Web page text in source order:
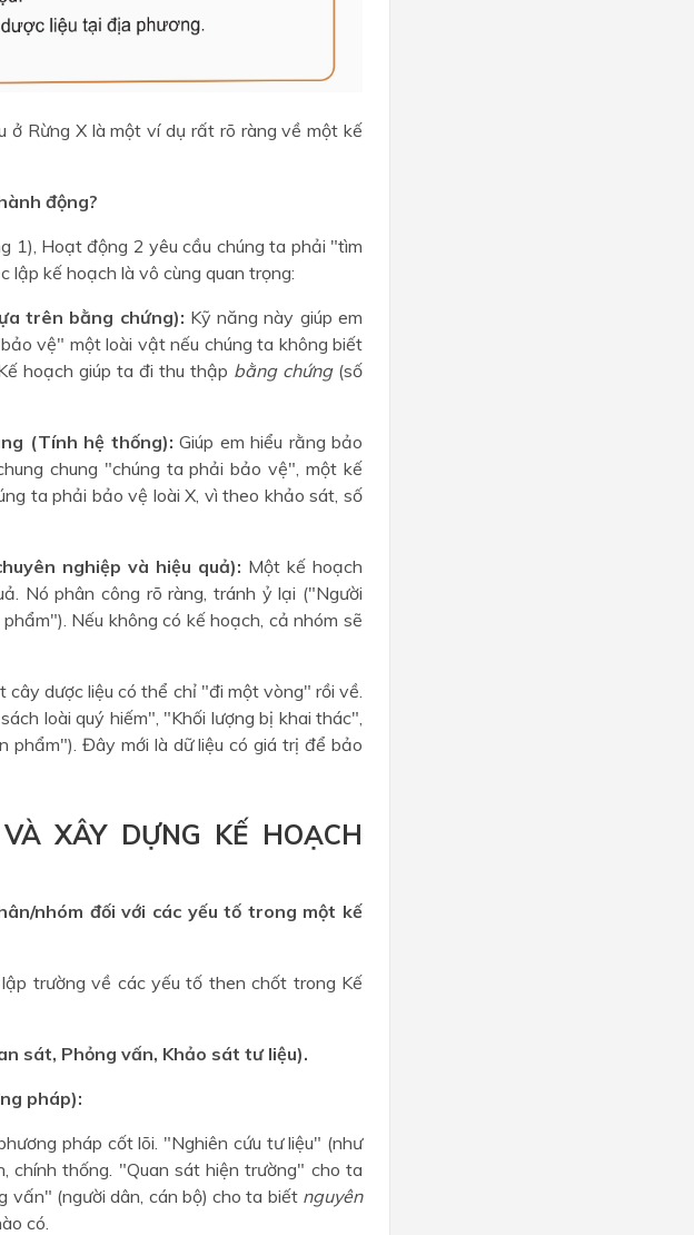
ở Rừng X là một ví dụ rất rõ ràng về một kế
động?
1), Hoạt động 2 yêu cầu chúng ta phải "tìm
lập kế hoạch là vô cùng quan trọng:
trên bằng chứng): Kỹ năng này giúp em
vệ" một loài vật nếu chúng ta không biết
hoạch giúp ta đi thu thập bằng chứng(số
(Tính hệ thống): Giúp em hiểu rằng bảo
chung "chúng ta phải bảo vệ", một kế
ta phải bảo vệ loài X, vì theo khảo sát, số
nghiệp và hiệu quả): Một kế hoạch
Nó phân công rõ ràng, tránh ỷ lại ("Người
Nếu không có kế hoạch, cả nhóm sẽ
dược liệu có thể chỉ "đi một vòng" rồi về.
loài quý hiếm", "Khối lượng bị khai thác",
phẩm"). Đây mới là dữ liệu có giá trị để bảo
XÂY DỰNG KẾ HOẠCH
nhóm đối với các yếu tố trong một kế
trường về các yếu tố then chốt trong Kế
sát, Phỏng vấn, Khảo sát tư liệu).
pháp):
pháp cốt lõi. "Nghiên cứu tư liệu" (như
chính thống. "Quan sát hiện trường" cho ta
(người dân, cán bộ) cho ta biết nguyên
có.